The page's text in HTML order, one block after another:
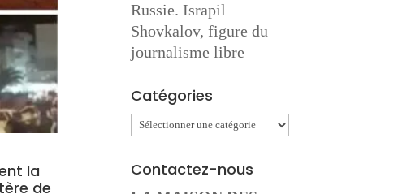
la
de
Russie. Israpil
Shovkalov, figure du
journalisme libre
Catégories
Catégories
Contactez-nous